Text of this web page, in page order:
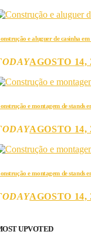
e aluguer de casinha
AGOSTO 14,
e montagem de stands
AGOSTO 14,
e montagem de stands
AGOSTO 14,
UPVOTED